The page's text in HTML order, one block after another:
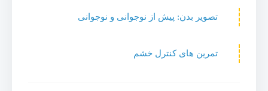
تصویر بدن: پیش از نوجوانی و نوجوانی
تمرین های کنترل خشم